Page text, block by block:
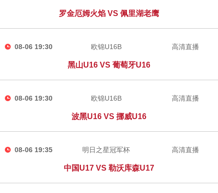
罗金厄姆火焰 VS 佩里湖老鹰
08-06 19:30 欧锦U16B
黑山U16 VS 葡萄牙U16
高清直播
08-06 19:30 欧锦U16B
波黑U16 VS 挪威U16
高清直播
08-06 19:35 明日之星冠军杯
中国U17 VS 勒沃库森U17
高清直播